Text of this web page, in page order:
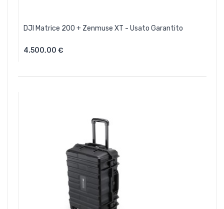
DJI Matrice 200 + Zenmuse XT - Usato Garantito
4.500,00 €
Aggiungi Al Carrello